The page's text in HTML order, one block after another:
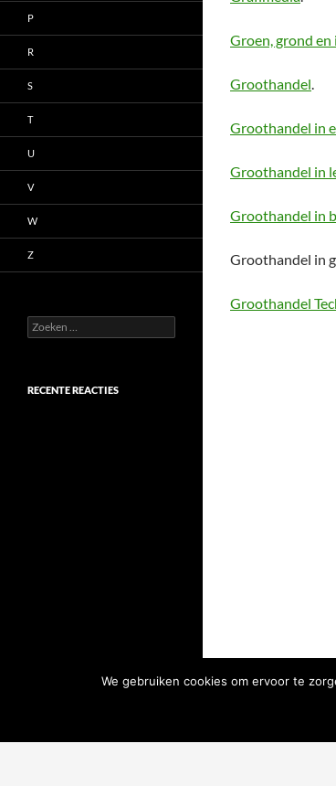
Groen, grond
Groothandel.
Groothandel in
Groothandel in
Groothandel in
Groothandel in
Groothandel
P
R
S
T
U
V
W
Z
Zoeken
naar:
RECENTE REACTIES
We gebruiken cookies om ervoor te